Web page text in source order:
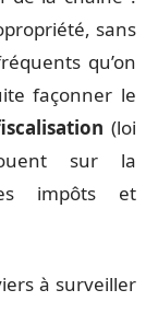
sans
qu’on
façonner le
(loi
sur la
impôts et
à surveiller